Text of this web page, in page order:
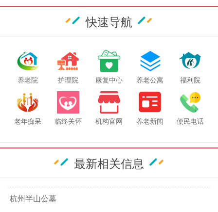
快速导航
养老院 护理院 康复中心 养老公寓 福利院
老年痴呆 临终关怀 机构官网 养老新闻 便民电话
最新相关信息
杭州半山公墓